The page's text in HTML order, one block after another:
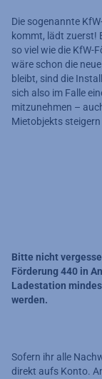
Die sogenannte
kommt, lädt zuerst!
so viel wie die KfW-
wäre schon die
bleibt, sind die
sich also im Falle
mitzunehmen –
Mietobjekts
Bitte nicht
Förderung 440 in
Ladestation
werden.
Sofern ihr alle
direkt aufs Konto.